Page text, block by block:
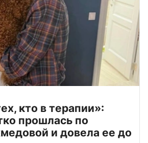
кто в терапии»:
прошлась по
и довела ее до